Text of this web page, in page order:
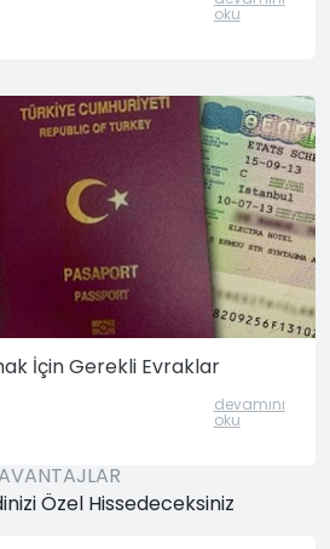
oku
İçin Gerekli Evraklar
devamını
oku
Özel Hissedeceksiniz